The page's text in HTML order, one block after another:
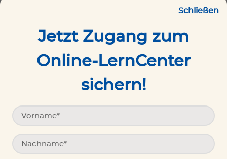
Schließen
Jetzt Zugang zum
Online-LernCenter
sichern!